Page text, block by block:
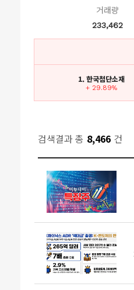
거래량
233,462
1. 한국첨단소재
+ 29.89%
검색결과 총 8,466 건